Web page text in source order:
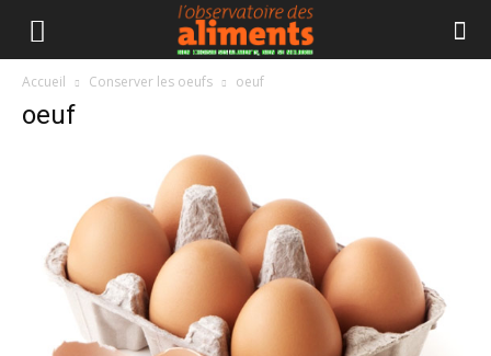
Accueil Conserver les oeufs oeuf
oeuf